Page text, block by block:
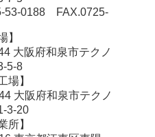
53-0188 FAX.0725-
】
大阪府和泉市テクノ
5-8
場】
大阪府和泉市テクノ
3-20
所】